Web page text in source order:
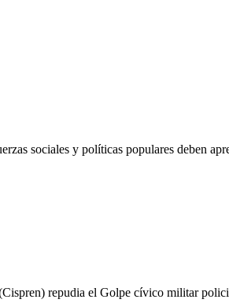
sociales y políticas populares deben
repudia el Golpe cívico militar